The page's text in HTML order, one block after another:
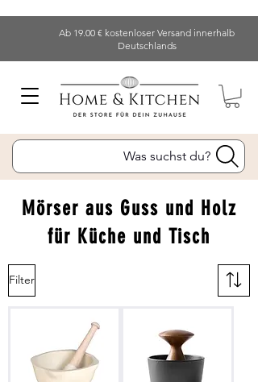
Ab 19.00 € kostenloser Versand innerhalb
Deutschlands
Was suchst du?
Mörser aus Guss und Holz
für Küche und Tisch
Filter